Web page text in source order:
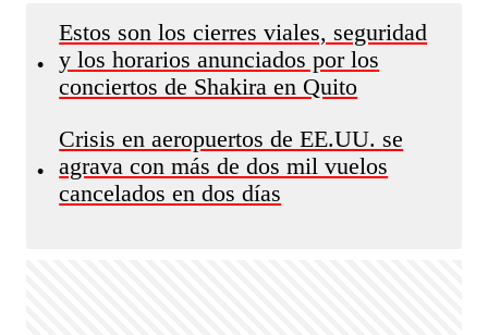
•
Estos son los cierres viales, seguridad
y los horarios anunciados por los
conciertos de Shakira en Quito
•
Crisis en aeropuertos de EE.UU. se
agrava con más de dos mil vuelos
cancelados en dos días